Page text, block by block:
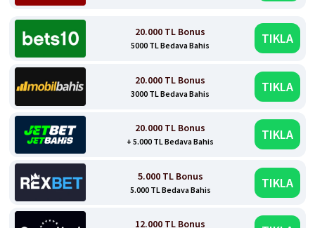
20.000 TL Bonus
5000 TL Bedava Bahis TIKLA
20.000 TL Bonus
3000 TL Bedava Bahis TIKLA
20.000 TL Bonus
+ 5.000 TL Bedava Bahis TIKLA
5.000 TL Bonus
5.000 TL Bedava Bahis TIKLA
12.000 TL Bonus